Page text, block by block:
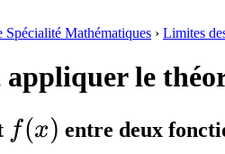
Spécialité Mathématiques › Limites
le
f(x)
f(x) entre deux